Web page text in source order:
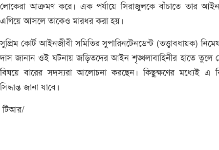
লোকেরা আক্রমণ করে। এক পর্যায়ে সিরাজুলকে বাঁচাতে তার
এগিয়ে আসলে তাকেও মারধর করা হয়।
সুপ্রিম কোর্ট আইনজীবী সমিতির সুপারিনটেনডেন্ট (তত্ত্বাবধায়ক) নিমেষ
দাস জানান ওই ঘটনায় জড়িতদের আইন শৃঙ্খলাবাহিনীর হাতে তুলে
বিষয়ে বারের সদস্যরা আলোচনা করছেন। কিছুক্ষণের মধ্যেই এ
সিদ্ধান্ত জানা যাবে।
টিআর/